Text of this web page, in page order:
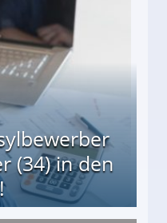
(34) in den